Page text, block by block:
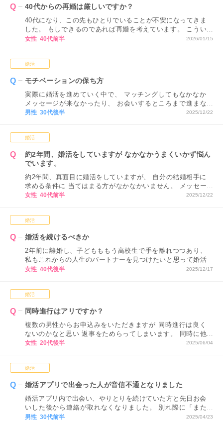
40代からの再婚は厳しいですか？
40代になり、この先もひとりでいることが不安になってきま
した。 もしできるのであれば再婚を考えています。 こうい
ったネットでの婚活では、40代からの再婚は厳しいですか？
女性 40代前半 2026/01/15
婚活
モチベーションの保ち方
実際に婚活を進めていく中で、 マッチングしてもなかなか
メッセージが来なかったり、 お会いするところまで進まな
い状況が続くと、 どうしても気持ちが疲れてしまい、 モチ
男性 30代後半 2025/12/22
婚活
約2年間、婚活をしていますが なかなかうまくいかず悩ん
でいます。
約2年間、真面目に婚活をしていますが、 自分の結婚相手に
求める条件に 当てはまる方がなかなかいません。 メッセー
ジのやり取りや、 実際にお会いした方の中には とても素敵
ら、良いのでしょうか。
女性 40代前半 2025/12/22
婚活
婚活を続けるべきか
2年前に離婚し、子どもももう高校生で手を離れつつあり、
私もこれからの人生のパートナーを見つけたいと思って婚活
を始めました。 ですが、結婚を目指して活動している方と
いのかもしれないと感じます。 自分でも婚活を続けるべき
けないほうがいいでしょうか。
女性 40代後半 2025/12/17
婚活
同時進行はアリですか？
複数の男性からお申込みをいただきますが 同時進行は良く
ないのかなと思い 返事をためらってしまいます。 同時に他
の方とも連絡をとったり デートをするのはあまりよくない
女性 20代後半 2025/06/04
婚活
婚活アプリで出会った人が音信不通となりました
婚活アプリ内で出会い、やりとりを続けていた方と先日お会
いした後から連絡が取れなくなりました。 別れ際に「また
会いましょう」という話にもなっていたのですが、音信不通
男性 30代前半 2025/04/23